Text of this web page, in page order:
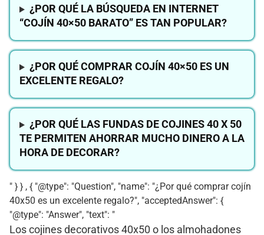
¿POR QUÉ LA BÚSQUEDA EN INTERNET
“COJÍN 40×50 BARATO” ES TAN POPULAR?
¿POR QUÉ COMPRAR COJÍN 40×50 ES UN
EXCELENTE REGALO?
¿POR QUÉ LAS FUNDAS DE COJINES 40 X 50
TE PERMITEN AHORRAR MUCHO DINERO A LA
HORA DE DECORAR?
" } } , { "@type": "Question", "name": "¿Por qué comprar cojín
40x50 es un excelente regalo?", "acceptedAnswer": {
"@type": "Answer", "text": "
Los cojines decorativos 40x50 o los almohadones